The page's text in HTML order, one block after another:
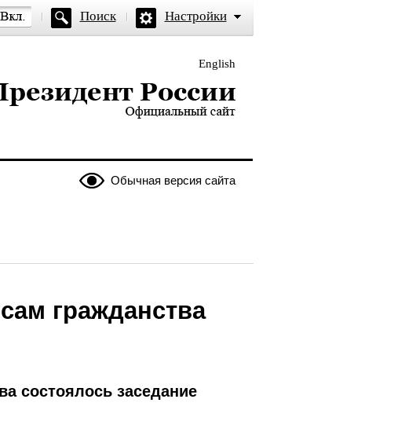
Поиск Настройки
English
России — официальный сайт
Обычная версия сайта
гражданства
состоялось заседание